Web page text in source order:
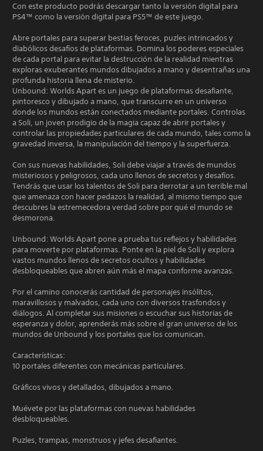
Con este producto podrás descargar tanto la versión digital para
PS4™ como la versión digital para PS5™ de este juego.
Abre portales para superar bestias feroces, puzles intrincados y
diabólicos desafíos de plataformas. Domina los poderes especiales
de cada portal para evitar la destrucción de la realidad mientras
exploras exuberantes mundos dibujados a mano y desentrañas una
profunda historia llena de misterio.
Unbound: Worlds Apart es un juego de plataformas desafiante,
pintoresco y dibujado a mano, que transcurre en un universo
donde los mundos están conectados mediante portales. Controlas
a Soli, un joven prodigio de la magia capaz de abrir portales y
controlar las propiedades particulares de cada mundo, tales como la
gravedad inversa, la manipulación del tiempo y la superfuerza.
Con sus nuevas habilidades, Soli debe viajar a través de mundos
misteriosos y peligrosos, cada uno llenos de secretos y desafíos.
Tendrás que usar los talentos de Soli para derrotar a un terrible mal
que amenaza con hacer pedazos la realidad, al mismo tiempo que
descubres la estremecedora verdad sobre por qué el mundo se
desmorona.
Unbound: Worlds Apart pone a prueba tus reflejos y habilidades
para moverte por plataformas. Ponte en la piel de Soli y explora
vastos mundos llenos de secretos ocultos y habilidades
desbloqueables que abren aún más el mapa conforme avanzas.
Por el camino conocerás cantidad de personajes insólitos,
maravillosos y malvados, cada uno con diversos trasfondos y
diálogos. Al completar sus misiones o escuchar sus historias de
esperanza y dolor, aprenderás más sobre el gran universo de los
mundos de Unbound y los portales que los comunican.
Características:
10 portales diferentes con mecánicas particulares.
Gráficos vivos y detallados, dibujados a mano.
Muévete por las plataformas con nuevas habilidades
desbloqueables.
Puzles, trampas, monstruos y jefes desafiantes.